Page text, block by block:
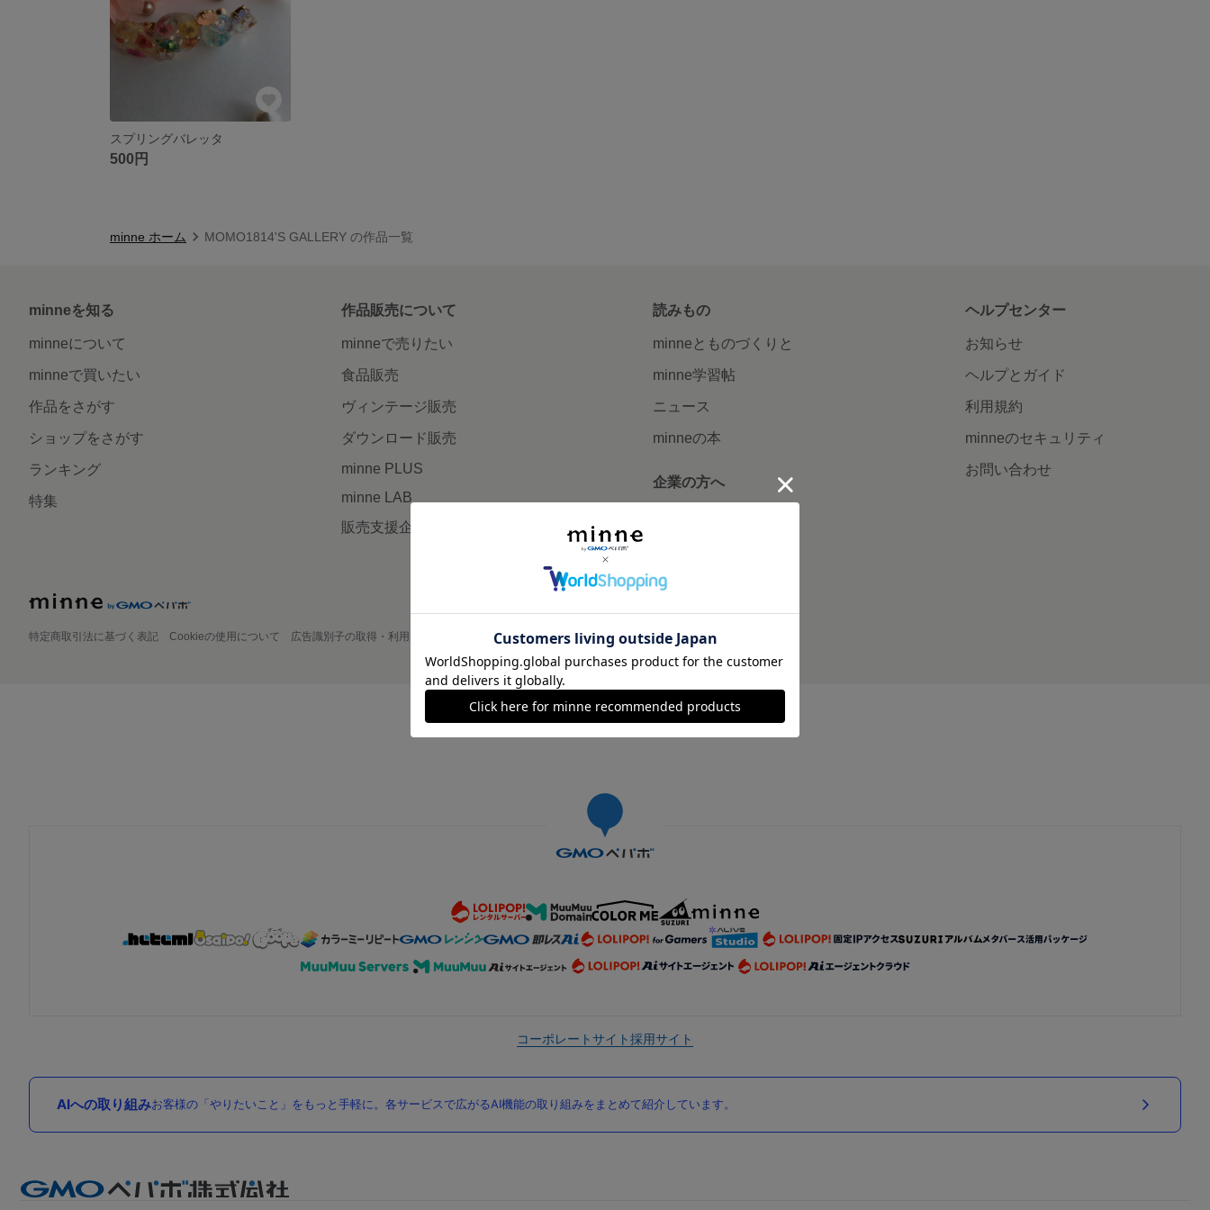
スプリングバレッタ
500円
minne ホーム MOMO1814'S GALLERY の作品一覧
minneを知る
minneについて
minneで買いたい
作品をさがす
ショップをさがす
ランキング
特集
作品販売について
minneで売りたい
食品販売
ヴィンテージ販売
ダウンロード販売
minne PLUS
minne LAB
販売支援企画・イベント
読みもの
minneとものづくりと
minne学習帖
ニュース
minneの本
企業の方へ
ヘルプセンター
お知らせ
ヘルプとガイド
利用規約
minneのセキュリティ
お問い合わせ
特定商取引法に基づく表記 Cookieの使用について 広告識別子の取得・利用 プライバシーポリシー 会社概要 採用情報 メディアキット
©GMO Pepabo, Inc. All rights reserved.
コーポレートサイト採用サイト
AIへの取り組みお客様の「やりたいこと」をもっと手軽に。各サービスで広がるAI機能の取り組みをまとめて紹介しています。